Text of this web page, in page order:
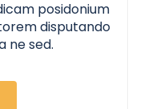
posidonium
disputando
ne sed.